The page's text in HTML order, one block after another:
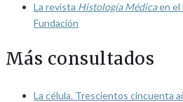
La revista Histología Médicaen el
Fundación
Más consultados
La célula. Trescientos cincuenta